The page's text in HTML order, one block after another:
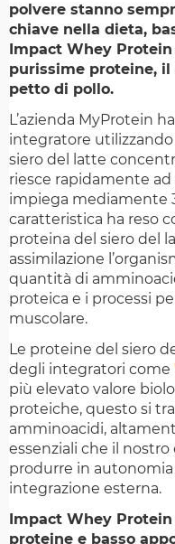
polvere stanno
chiave nella dieta,
Impact Whey
purissime proteine,
petto di pollo.
L’azienda MyProtein
integratore
siero del latte
riesce rapidamente ad
impiega mediamente
caratteristica ha reso
proteina del siero del
assimilazione
quantità di
proteica e i processi
muscolare.
Le proteine del siero
degli integratori come
più elevato valore
proteiche, questo si
amminoacidi,
essenziali che il
produrre in
integrazione esterna.
Impact Whey
proteine e basso